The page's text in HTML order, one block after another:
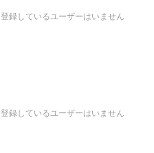
登録しているユーザーはいません
登録しているユーザーはいません